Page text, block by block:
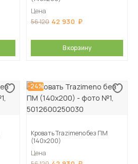
Цена
56 120 42 930
В корзину
-24%
Кровать Trazimeno без ПМ
(140х200)
Цена